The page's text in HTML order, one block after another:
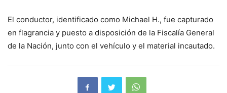
El conductor, identificado como Michael H., fue capturado
en flagrancia y puesto a disposición de la Fiscalía General
de la Nación, junto con el vehículo y el material incautado.